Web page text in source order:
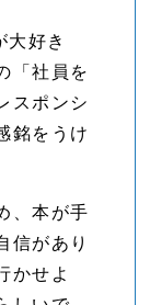
好き
「社員を
スポンシ
銘をうけ
、本が手
信があり
かせよ